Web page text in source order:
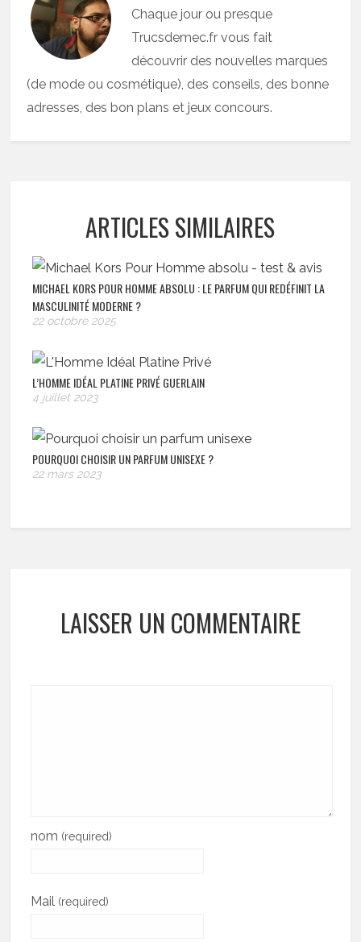
Chaque jour ou presque
Trucsdemec.fr vous fait
découvrir des nouvelles marques
(de mode ou cosmétique), des conseils, des bonne
adresses, des bon plans et jeux concours.
ARTICLES SIMILAIRES
MICHAEL KORS POUR HOMME ABSOLU : LE PARFUM QUI REDÉFINIT LA
MASCULINITÉ MODERNE ?
22 octobre 2025
L’HOMME IDÉAL PLATINE PRIVÉ GUERLAIN
4 juillet 2023
POURQUOI CHOISIR UN PARFUM UNISEXE ?
22 mars 2023
LAISSER UN COMMENTAIRE
nom (required)
Mail (required)